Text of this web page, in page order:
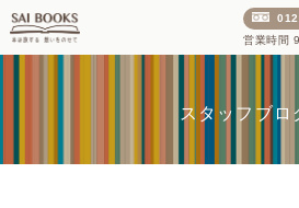
営業時間
スタッフブロ